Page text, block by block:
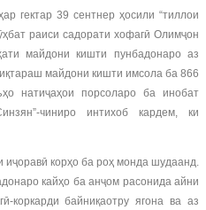
гектар 39 сентнер ҳосили “тиллои
раиси садорати хофагӣ Олимҷон
майдони кишти пунбадонаро аз
майдони кишти имсола ба 866
натиҷаҳои порсоларо ба инобат
чиниро интихоб кардем, ки
иҷоравӣ корҳо ба роҳ монда шудаанд.
кайҳо ба анҷом расонида айни
коркарди байниқаотру ягона ва аз